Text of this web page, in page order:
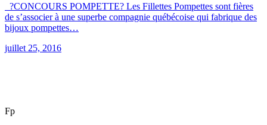
?CONCOURS POMPETTE? Les Fillettes Pompettes sont fières
de s’associer à une superbe compagnie québécoise qui fabrique des
bijoux pompettes…
juillet 25, 2016
Fp